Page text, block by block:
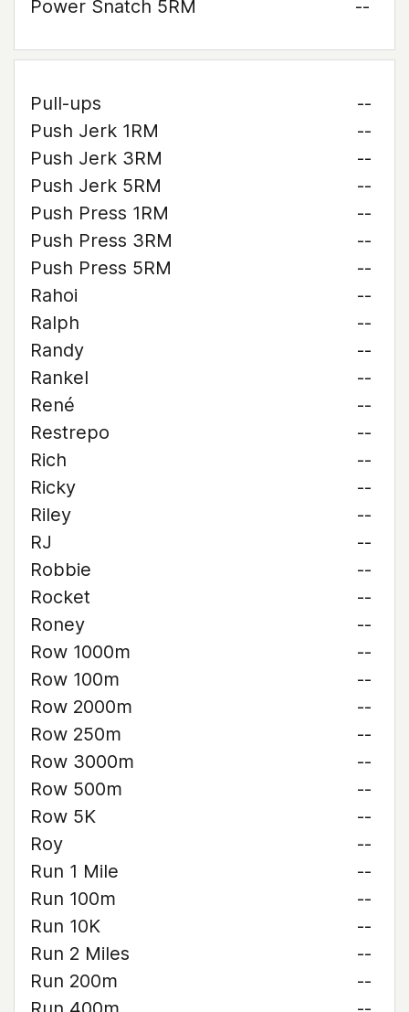
Power Snatch 5RM
--
Pull-ups
--
Push Jerk 1RM
--
Push Jerk 3RM
--
Push Jerk 5RM
--
Push Press 1RM
--
Push Press 3RM
--
Push Press 5RM
--
Rahoi
--
Ralph
--
Randy
--
Rankel
--
René
--
Restrepo
--
Rich
--
Ricky
--
Riley
--
RJ
--
Robbie
--
Rocket
--
Roney
--
Row 1000m
--
Row 100m
--
Row 2000m
--
Row 250m
--
Row 3000m
--
Row 500m
--
Row 5K
--
Roy
--
Run 1 Mile
--
Run 100m
--
Run 10K
--
Run 2 Miles
--
Run 200m
--